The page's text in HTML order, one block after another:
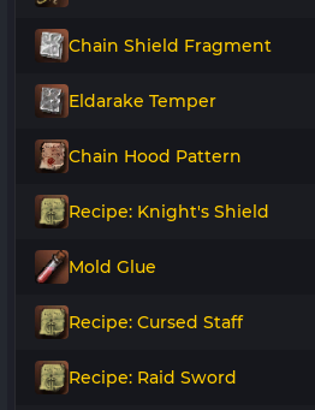
Chain Shield Fragment
Eldarake Temper
Chain Hood Pattern
Recipe: Knight's Shield
Mold Glue
Recipe: Cursed Staff
Recipe: Raid Sword